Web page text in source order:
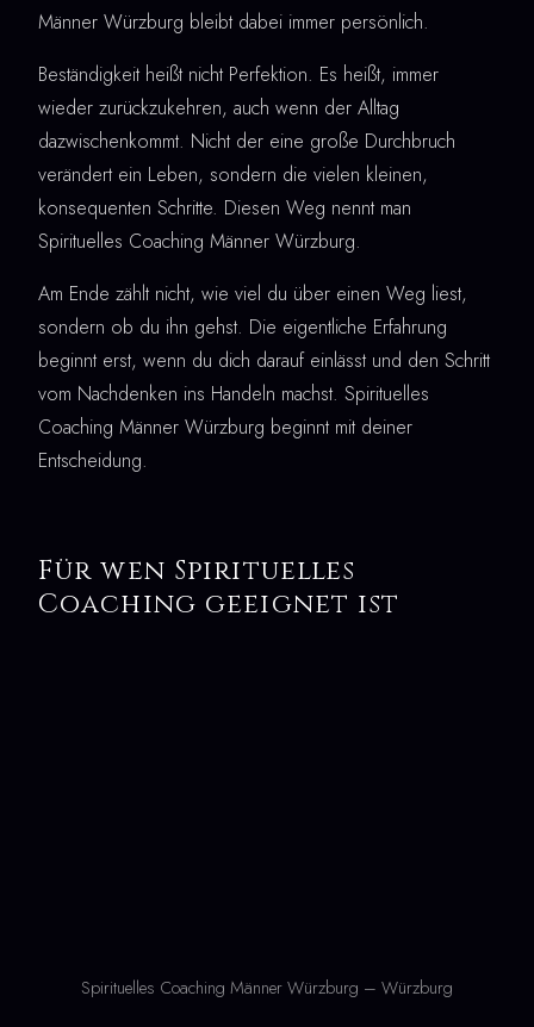
Männer Würzburg bleibt dabei immer persönlich.
Beständigkeit heißt nicht Perfektion. Es heißt, immer
wieder zurückzukehren, auch wenn der Alltag
dazwischenkommt. Nicht der eine große Durchbruch
verändert ein Leben, sondern die vielen kleinen,
konsequenten Schritte. Diesen Weg nennt man
Spirituelles Coaching Männer Würzburg.
Am Ende zählt nicht, wie viel du über einen Weg liest,
sondern ob du ihn gehst. Die eigentliche Erfahrung
beginnt erst, wenn du dich darauf einlässt und den Schritt
vom Nachdenken ins Handeln machst. Spirituelles
Coaching Männer Würzburg beginnt mit deiner
Entscheidung.
Für wen Spirituelles
Coaching geeignet ist
Spirituelles Coaching Männer Würzburg – Würzburg